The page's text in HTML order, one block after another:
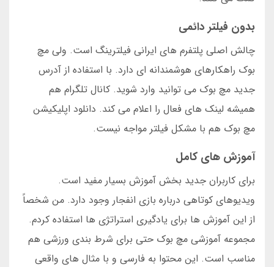
بدون فیلتر دائمی
چالش اصلی پلتفرم های ایرانی فیلترینگ است. ولی مچ
بوک راهکارهای هوشمندانه ای دارد. با استفاده از آدرس
جدید مچ بوک می توانید وارد شوید. کانال تلگرام هم
همیشه لینک های فعال را اعلام می کند. دانلود اپلیکیشن
مچ بوک هم با مشکل فیلتر مواجه نیست.
آموزش های کامل
برای کاربران جدید بخش آموزش بسیار مفید است.
ویدیوهای کوتاهی درباره بازی انفجار وجود دارد. من شخصاً
از این آموزش ها برای یادگیری استراتژی ها استفاده کردم.
مجموعه آموزشی مچ بوک حتی برای شرط بندی ورزشی هم
مناسب است. این محتوا به فارسی و با مثال های واقعی